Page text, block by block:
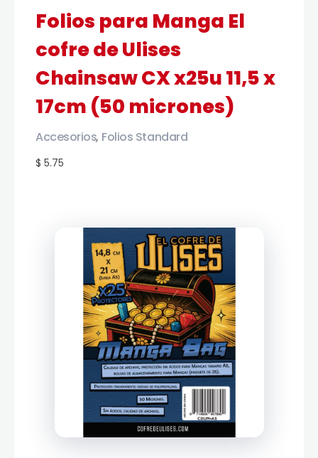
Folios para Manga El
cofre de Ulises
Chainsaw CX x25u 11,5 x
17cm (50 micrones)
$ 5.75
Accesorios, Folios Standard